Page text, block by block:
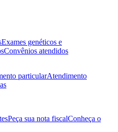
Exames genéticos e
Convênios atendidos
particularAtendimento
Peça sua nota fiscalConheça o